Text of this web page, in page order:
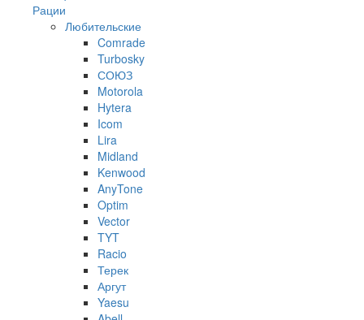
Рации
Любительские
Comrade
Turbosky
СОЮЗ
Motorola
Hytera
Icom
Lira
Midland
Kenwood
AnyTone
Optim
Vector
TYT
Racio
Терек
Аргут
Yaesu